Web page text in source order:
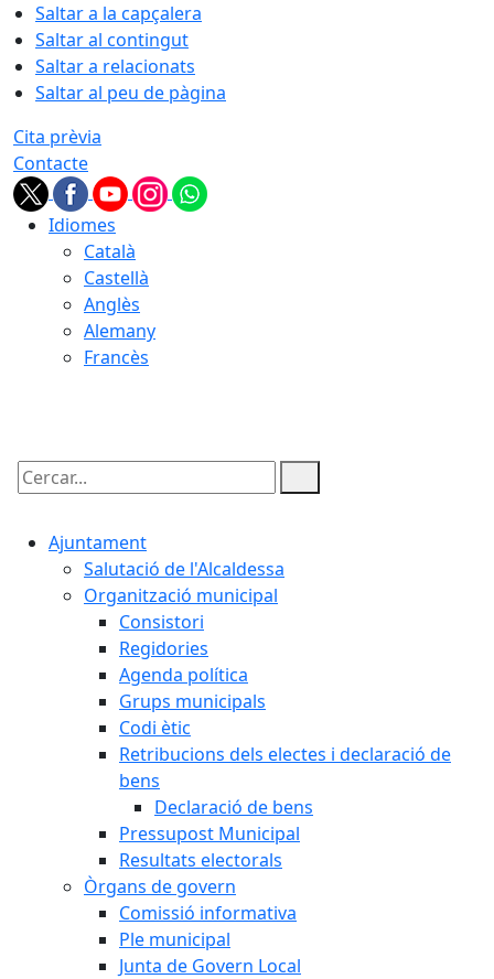
Saltar a la capçalera
Saltar al contingut
Saltar a relacionats
Saltar al peu de pàgina
Cita prèvia
Contacte
Idiomes
Català
Castellà
Anglès
Alemany
Francès
Cercar:
Ajuntament
Salutació de l'Alcaldessa
Organització municipal
Consistori
Regidories
Agenda política
Grups municipals
Codi ètic
Retribucions dels electes i declaració de
bens
Declaració de bens
Pressupost Municipal
Resultats electorals
Òrgans de govern
Comissió informativa
Ple municipal
Junta de Govern Local